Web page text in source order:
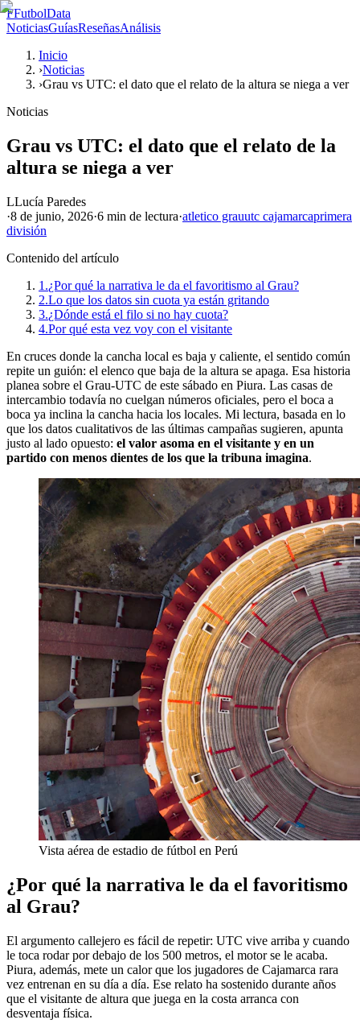
FFutbolData
NoticiasGuíasReseñasAnálisis
Inicio
›Noticias
›Grau vs UTC: el dato que el relato de la altura se niega a ver
Noticias
Grau vs UTC: el dato que el relato de la
altura se niega a ver
LLucía Paredes
·8 de junio, 2026·6 min de lectura·atletico grauutc cajamarcaprimera
división
Contenido del artículo
1.¿Por qué la narrativa le da el favoritismo al Grau?
2.Lo que los datos sin cuota ya están gritando
3.¿Dónde está el filo si no hay cuota?
4.Por qué esta vez voy con el visitante
En cruces donde la cancha local es baja y caliente, el sentido común
repite un guión: el elenco que baja de la altura se apaga. Esa historia
planea sobre el Grau-UTC de este sábado en Piura. Las casas de
intercambio todavía no cuelgan números oficiales, pero el boca a
boca ya inclina la cancha hacia los locales. Mi lectura, basada en lo
que los datos cualitativos de las últimas campañas sugieren, apunta
justo al lado opuesto: el valor asoma en el visitante y en un
partido con menos dientes de los que la tribuna imagina.
Vista aérea de estadio de fútbol en Perú
¿Por qué la narrativa le da el favoritismo
al Grau?
El argumento callejero es fácil de repetir: UTC vive arriba y cuando
le toca rodar por debajo de los 500 metros, el motor se le acaba.
Piura, además, mete un calor que los jugadores de Cajamarca rara
vez entrenan en su día a día. Ese relato ha sostenido durante años
que el visitante de altura que juega en la costa arranca con
desventaja física.